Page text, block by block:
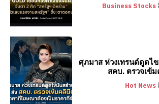
Business Stocks
ศุภมาส ห่วงเทรนด์ดูดไ
สคบ. ตรวจเข้
Hot News